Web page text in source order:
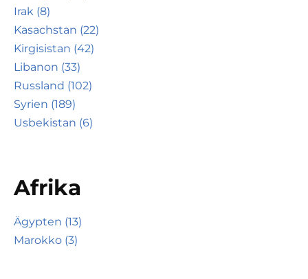
Irak (8)
Kasachstan (22)
Kirgisistan (42)
Libanon (33)
Russland (102)
Syrien (189)
Usbekistan (6)
Afrika
Ägypten (13)
Marokko (3)